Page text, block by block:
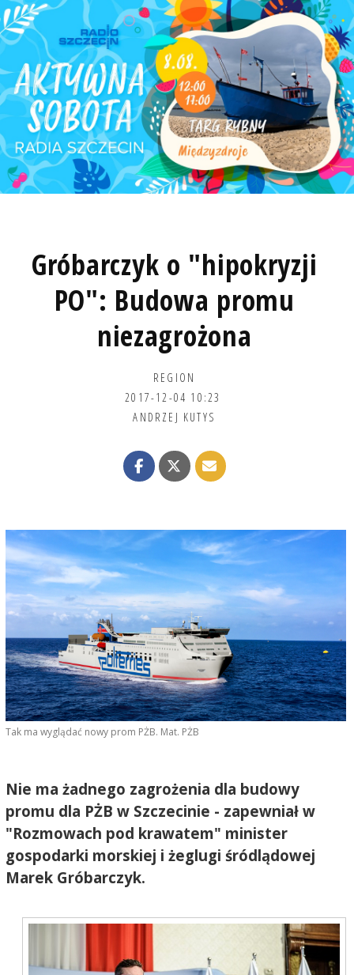
Gróbarczyk o "hipokryzji
PO": Budowa promu
niezagrożona
REGION
2017-12-04 10:23
ANDRZEJ KUTYS
Tak ma wyglądać nowy prom PŻB. Mat. PŻB
Nie ma żadnego zagrożenia dla budowy
promu dla PŻB w Szczecinie - zapewniał w
"Rozmowach pod krawatem" minister
gospodarki morskiej i żeglugi śródlądowej
Marek Gróbarczyk.